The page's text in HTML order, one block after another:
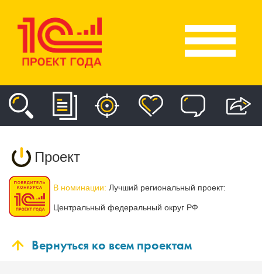
Проект
В номинации: Лучший региональный проект:
Центральный федеральный округ РФ
Вернуться ко всем проектам